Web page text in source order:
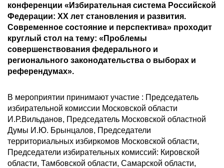
конференции «Избирательная система Российской
Федерации: ХХ лет становления и развития.
Современное состояние и перспектива» проходит
круглый стол на тему: «Проблемы
совершенствования федерального и
регионального законодательства о выборах и
референдумах».
В мероприятии принимают участие : Председатель
избирательной комиссии Московской области
И.Р.Вильданов, Председатель Московской областной
Думы И.Ю. Брынцалов, Председатели
территориальных избиркомов Московской области,
Председатели избирательных комиссий: Кировской
области, Тамбовской области, Самарской области,